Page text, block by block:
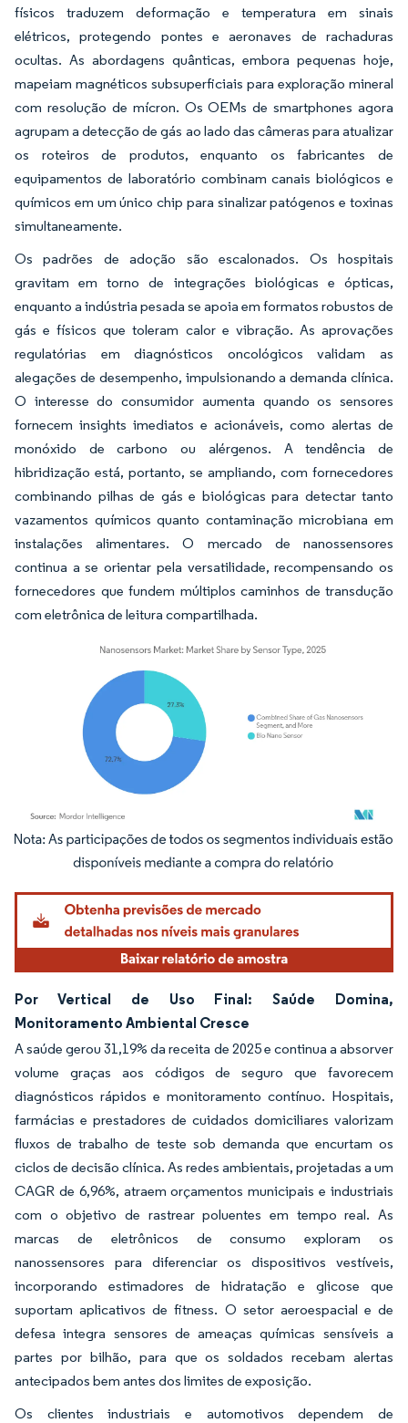
físicos traduzem deformação e temperatura em sinais
elétricos, protegendo pontes e aeronaves de rachaduras
ocultas. As abordagens quânticas, embora pequenas hoje,
mapeiam magnéticos subsuperficiais para exploração mineral
com resolução de mícron. Os OEMs de smartphones agora
agrupam a detecção de gás ao lado das câmeras para atualizar
os roteiros de produtos, enquanto os fabricantes de
equipamentos de laboratório combinam canais biológicos e
químicos em um único chip para sinalizar patógenos e toxinas
simultaneamente.
Os padrões de adoção são escalonados. Os hospitais
gravitam em torno de integrações biológicas e ópticas,
enquanto a indústria pesada se apoia em formatos robustos de
gás e físicos que toleram calor e vibração. As aprovações
regulatórias em diagnósticos oncológicos validam as
alegações de desempenho, impulsionando a demanda clínica.
O interesse do consumidor aumenta quando os sensores
fornecem insights imediatos e acionáveis, como alertas de
monóxido de carbono ou alérgenos. A tendência de
hibridização está, portanto, se ampliando, com fornecedores
combinando pilhas de gás e biológicas para detectar tanto
vazamentos químicos quanto contaminação microbiana em
instalações alimentares. O mercado de nanossensores
continua a se orientar pela versatilidade, recompensando os
fornecedores que fundem múltiplos caminhos de transdução
com eletrônica de leitura compartilhada.
Imagem © Mordor Intelligence. O reuso requer atribuição conforme CC BY 4.0.
Por Vertical de Uso Final: Saúde Domina,
Monitoramento Ambiental Cresce
A saúde gerou 31,19% da receita de 2025 e continua a absorver
volume graças aos códigos de seguro que favorecem
diagnósticos rápidos e monitoramento contínuo. Hospitais,
farmácias e prestadores de cuidados domiciliares valorizam
fluxos de trabalho de teste sob demanda que encurtam os
ciclos de decisão clínica. As redes ambientais, projetadas a um
CAGR de 6,96%, atraem orçamentos municipais e industriais
com o objetivo de rastrear poluentes em tempo real. As
marcas de eletrônicos de consumo exploram os
nanossensores para diferenciar os dispositivos vestíveis,
incorporando estimadores de hidratação e glicose que
suportam aplicativos de fitness. O setor aeroespacial e de
defesa integra sensores de ameaças químicas sensíveis a
partes por bilhão, para que os soldados recebam alertas
antecipados bem antes dos limites de exposição.
Os clientes industriais e automotivos dependem de